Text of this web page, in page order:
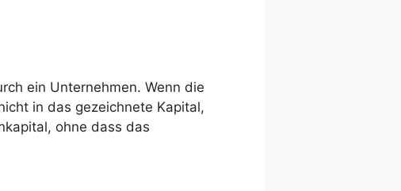
ein Unternehmen. Wenn die
in das gezeichnete Kapital,
ohne dass das